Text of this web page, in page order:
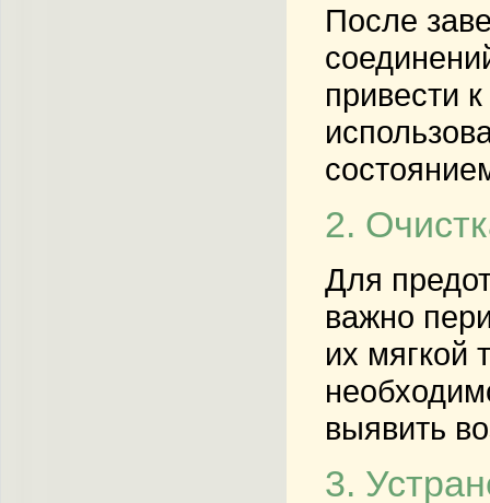
После
привести
2.
Для
важно
их мягкой
выявить
3.